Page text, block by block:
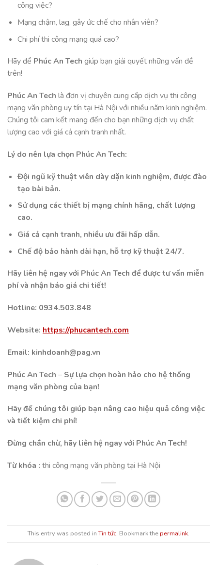
công việc?
Mạng chậm, lag, gây ức chế cho nhân viên?
Chi phí thi công mạng quá cao?
Hãy để Phúc An Tech giúp bạn giải quyết những vấn đề
trên!
Phúc An Tech là đơn vị chuyên cung cấp dịch vụ thi công
mạng văn phòng uy tín tại Hà Nội với nhiều năm kinh nghiệm.
Chúng tôi cam kết mang đến cho bạn những dịch vụ chất
lượng cao với giá cả cạnh tranh nhất.
Lý do nên lựa chọn Phúc An Tech:
Đội ngũ kỹ thuật viên dày dặn kinh nghiệm, được đào
tạo bài bản.
Sử dụng các thiết bị mạng chính hãng, chất lượng
cao.
Giá cả cạnh tranh, nhiều ưu đãi hấp dẫn.
Chế độ bảo hành dài hạn, hỗ trợ kỹ thuật 24/7.
Hãy liên hệ ngay với Phúc An Tech để được tư vấn miễn
phí và nhận báo giá chi tiết!
Hotline: 0934.503.848
Website: https://phucantech.com
Email: kinhdoanh@pag.vn
Phúc An Tech – Sự lựa chọn hoàn hảo cho hệ thống
mạng văn phòng của bạn!
Hãy để chúng tôi giúp bạn nâng cao hiệu quả công việc
và tiết kiệm chi phí!
Đừng chần chừ, hãy liên hệ ngay với Phúc An Tech!
Từ khóa : thi công mạng văn phòng tại Hà Nội
This entry was posted inTin tức. Bookmark thepermalink.